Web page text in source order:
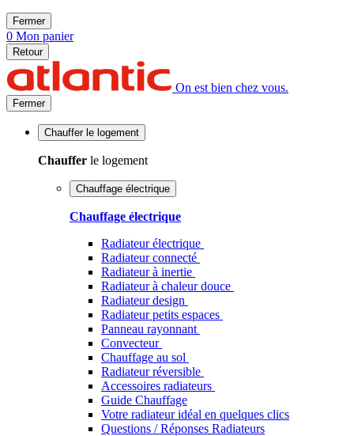
Fermer
0 Mon panier
Retour
On est bien chez vous.
Fermer
Chauffer le logement
Chauffer le logement
Chauffage électrique
Chauffage électrique
Radiateur électrique
Radiateur connecté
Radiateur à inertie
Radiateur à chaleur douce
Radiateur design
Radiateur petits espaces
Panneau rayonnant
Convecteur
Chauffage au sol
Radiateur réversible
Accessoires radiateurs
Guide Chauffage
Votre radiateur idéal en quelques clics
Questions / Réponses Radiateurs